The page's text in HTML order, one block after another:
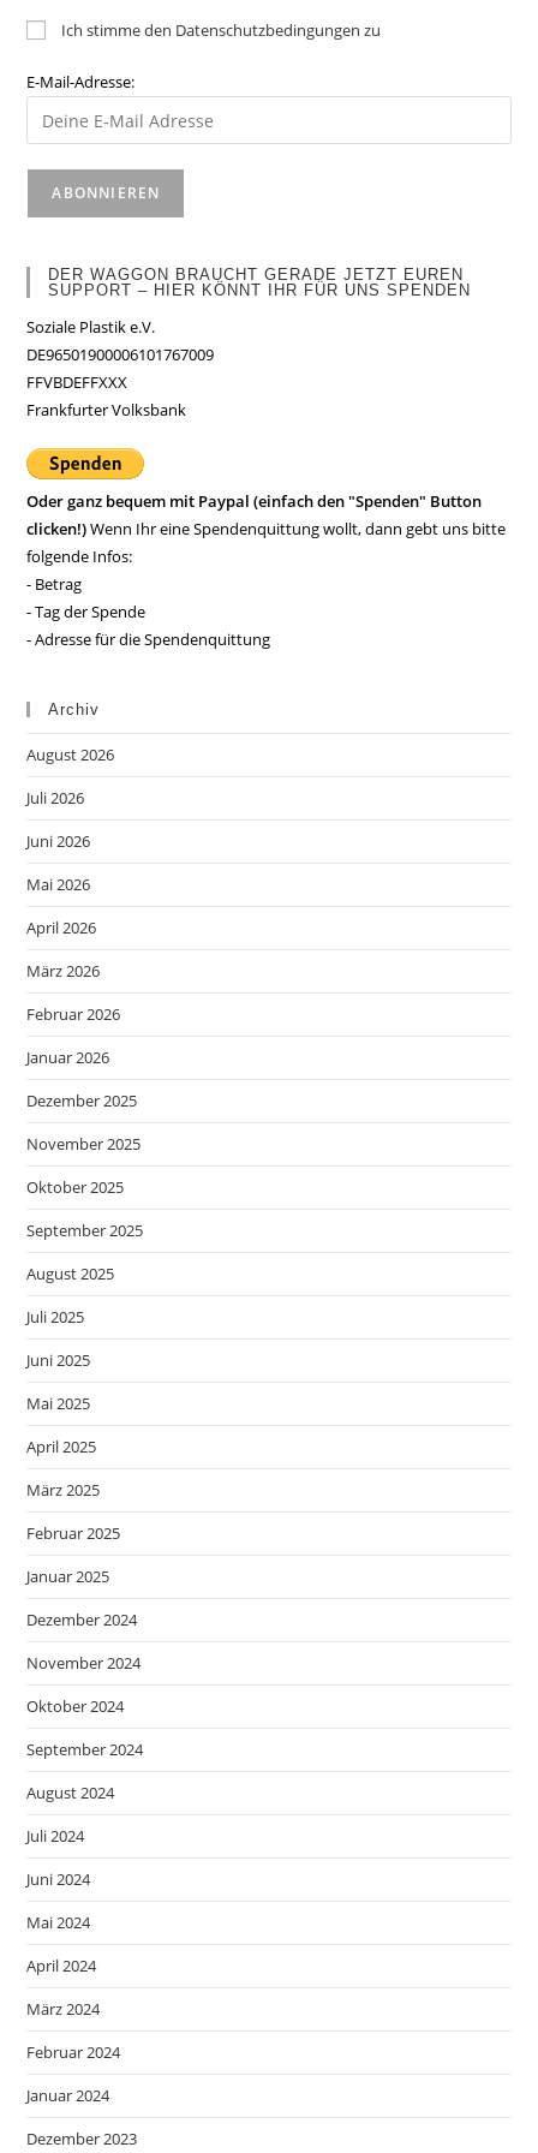
Ich stimme den Datenschutzbedingungen zu
E-Mail-Adresse:
DER WAGGON BRAUCHT GERADE JETZT EUREN
SUPPORT – HIER KÖNNT IHR FÜR UNS SPENDEN
Soziale Plastik e.V.
DE96501900006101767009
FFVBDEFFXXX
Frankfurter Volksbank
Oder ganz bequem mit Paypal (einfach den "Spenden" Button
clicken!)Wenn Ihr eine Spendenquittung wollt, dann gebt uns bitte
folgende Infos:
- Betrag
- Tag der Spende
- Adresse für die Spendenquittung
Archiv
August 2026
Juli 2026
Juni 2026
Mai 2026
April 2026
März 2026
Februar 2026
Januar 2026
Dezember 2025
November 2025
Oktober 2025
September 2025
August 2025
Juli 2025
Juni 2025
Mai 2025
April 2025
März 2025
Februar 2025
Januar 2025
Dezember 2024
November 2024
Oktober 2024
September 2024
August 2024
Juli 2024
Juni 2024
Mai 2024
April 2024
März 2024
Februar 2024
Januar 2024
Dezember 2023